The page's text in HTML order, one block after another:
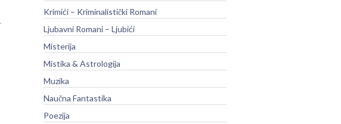
Krimići – Kriminalistički Romani
Ljubavni Romani – Ljubići
Misterija
Mistika & Astrologija
Muzika
Naučna Fantastika
Poezija